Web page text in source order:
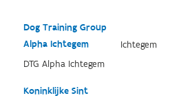
Dog Training Group
Alpha Ichtegem
DTG Alpha Ichtegem
Ichtegem
Koninklijke Sint